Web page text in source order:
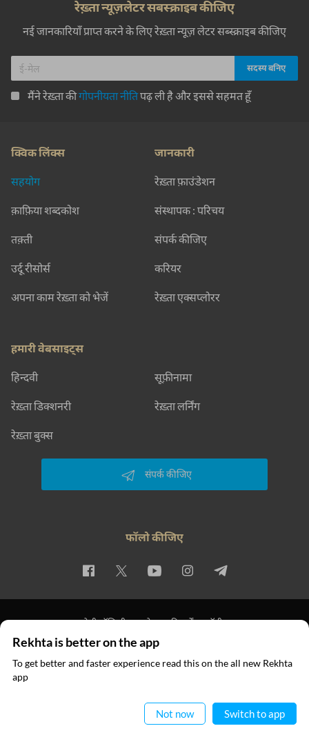
रेख़्ता न्यूज़लेटर सबस्क्राइब कीजिए
नई जानकारियाँ प्राप्त करने के लिए रेख़्ता न्यूज़ लेटर सब्स्क्राइब कीजिए
मैंने रेख़्ता कीगोपनीयता नीतिपढ़ ली है और इससे सहमत हूँ
क्विक लिंक्स
सहयोग
क़ाफ़िया शब्दकोश
तक़्ती
उर्दू रीसोर्स
अपना काम रेख़्ता को भेजें
जानकारी
रेख़्ता फ़ाउंडेशन
संस्थापक : परिचय
संपर्क कीजिए
करियर
रेख़्ता एक्सप्लोरर
हमारी वेबसाइट्स
हिन्दवी सूफ़ीनामा
रेख़्ता डिक्शनरी रेख़्ता लर्निंग
रेख़्ता बुक्स
संपर्क कीजिए
फॉलो कीजिए
प्राइवेसी पॉलिसी इस्तेमाल की शर्तें कॉपीराइट
© 2026 Rekhta™ Foundation. All rights reserved.
Rekhta is better on the app
To get better and faster experience read this on the all new Rekhta
app
Not now Switch to app